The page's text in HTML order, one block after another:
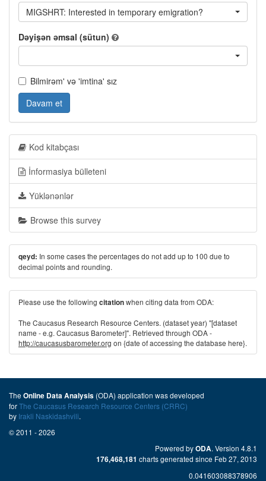
MIGSHRT: Interested in temporary emigration?
Dəyişən əmsal (sütun)
Bilmirəm' və 'imtina' sız
Davam et
Kod kitabçası
İnformasiya bülleteni
Yüklənənlər
Browse this survey
qeyd: In some cases the percentages do not add up to 100 due to
decimal points and rounding.
Please use the following citationwhen citing data from ODA:
The Caucasus Research Resource Centers. (dataset year) "[dataset
name - e.g. Caucasus Barometer]". Retrieved through ODA -
http://caucasusbarometer.org on {date of accessing the database here}.
The Online Data Analysis (ODA) application was developed
forThe Caucasus Research Resource Centers (CRRC)
by Irakli Naskidashvili.
© 2011 - 2026
Powered byODA. Version 4.8.1
176,468,181 charts generated since Feb 27, 2013
0.041603088378906